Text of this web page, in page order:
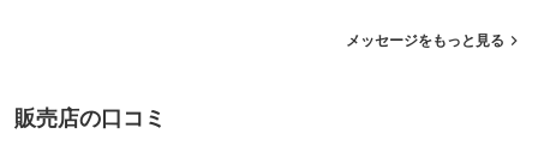
メッセージをもっと見る
販売店の口コミ